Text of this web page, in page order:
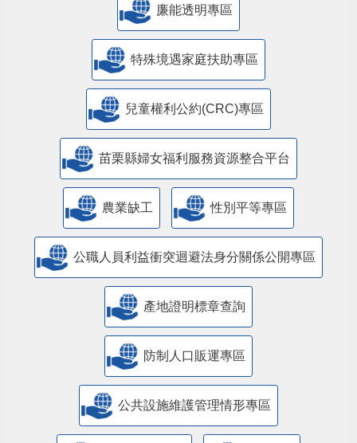
廉能透明專區
特殊境遇家庭扶助專區
兒童權利公約(CRC)專區
苗栗縣婦女福利服務資源整合平台
農業缺工 性別平等專區
公職人員利益衝突迴避法身分關係公開專區
產地證明標章查詢
防制人口販運專區
​公共設施維護管理情形專區